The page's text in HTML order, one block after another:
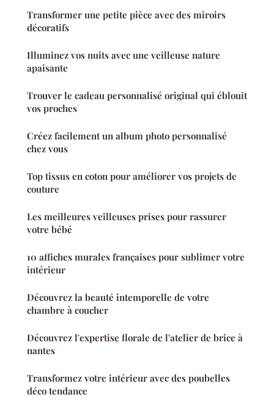
Transformer une petite pièce avec des miroirs
décoratifs
Illuminez vos nuits avec une veilleuse nature
apaisante
Trouver le cadeau personnalisé original qui éblouit
vos proches
Créez facilement un album photo personnalisé
chez vous
Top tissus en coton pour améliorer vos projets de
couture
Les meilleures veilleuses prises pour rassurer
votre bébé
10 affiches murales françaises pour sublimer votre
intérieur
Découvrez la beauté intemporelle de votre
chambre à coucher
Découvrez l'expertise florale de l'atelier de brice à
nantes
Transformez votre intérieur avec des poubelles
déco tendance